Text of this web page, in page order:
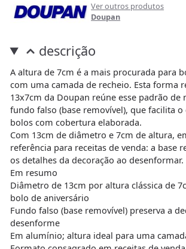
Ver outros produtos
Doupan
descrição
A altura de 7cm é a mais procurada para
com uma camada de recheio. Esta forma
13x7cm da Doupan reúne esse padrão de
fundo falso (base removível), que facilita
bolos com cobertura elaborada.
Com 13cm de diâmetro e 7cm de altura,
referência para receitas de venda: a base
os detalhes da decoração ao desenformar.
Em resumo
Diâmetro de 13cm por altura clássica de
bolo de aniversário
Fundo falso (base removível) preserva a
desenforme
Em alumínio; altura ideal para uma